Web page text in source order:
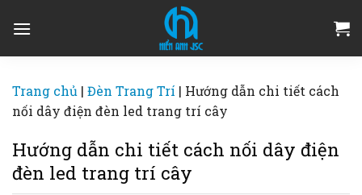
Trang chủ | Đèn Trang Trí | Hướng dẫn chi tiết cách
nối dây điện đèn led trang trí cây
Hướng dẫn chi tiết cách nối dây điện
đèn led trang trí cây